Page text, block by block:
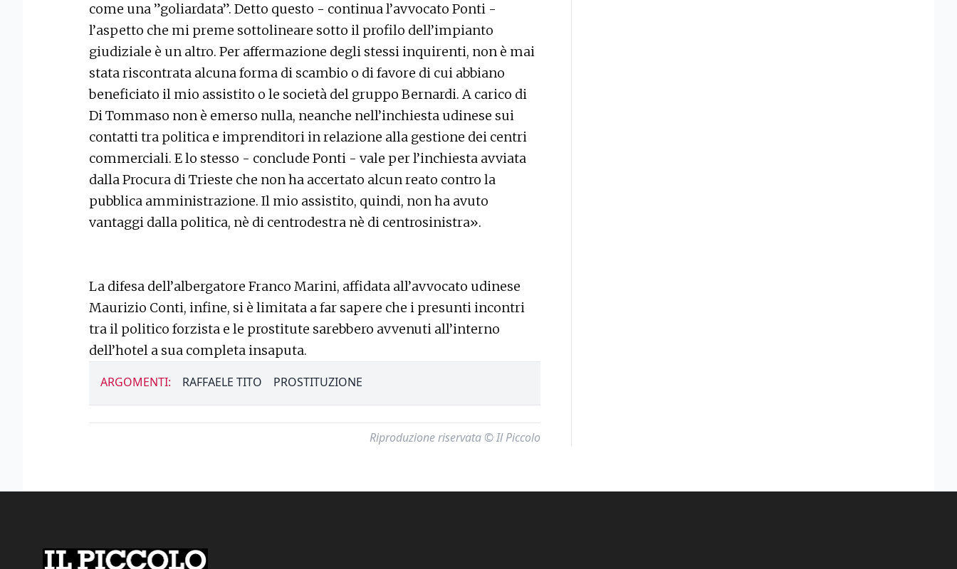
come una ”goliardata”. Detto questo - continua l’avvocato Ponti -
l’aspetto che mi preme sottolineare sotto il profilo dell’impianto
giudiziale è un altro. Per affermazione degli stessi inquirenti, non è mai
stata riscontrata alcuna forma di scambio o di favore di cui abbiano
beneficiato il mio assistito o le società del gruppo Bernardi. A carico di
Di Tommaso non è emerso nulla, neanche nell’inchiesta udinese sui
contatti tra politica e imprenditori in relazione alla gestione dei centri
commerciali. E lo stesso - conclude Ponti - vale per l’inchiesta avviata
dalla Procura di Trieste che non ha accertato alcun reato contro la
pubblica amministrazione. Il mio assistito, quindi, non ha avuto
vantaggi dalla politica, nè di centrodestra nè di centrosinistra».
La difesa dell’albergatore Franco Marini, affidata all’avvocato udinese
Maurizio Conti, infine, si è limitata a far sapere che i presunti incontri
tra il politico forzista e le prostitute sarebbero avvenuti all’interno
dell’hotel a sua completa insaputa.
ARGOMENTI: RAFFAELE TITO PROSTITUZIONE
Riproduzione riservata © Il Piccolo